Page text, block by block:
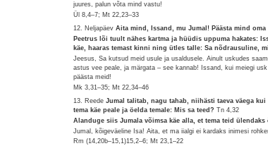
juures, palun võta mind vastu!
Ül 8,4–7; Mt 22,23–33
12. NeljapäevAita mind, Issand, mu Jumal! Päästa mind
Peetrus lõi tuult nähes kartma ja hüüdis uppuma hakates:
käe, haaras temast kinni ning ütles talle: Sa nõdrausuline,
Jeesus, Sa kutsud meid usule ja usaldusele. Ainult uskudes
astus vee peale, ja märgata – see kannab! Issand, kui meiegi
päästa meid!
Mk 3,31–35; Mt 22,34–46
13. ReedeJumal talitab, nagu tahab, niihästi taeva väega
tema käe peale ja öelda temale: Mis sa teed?Tn 4,32
Alanduge siis Jumala võimsa käe alla, et tema teid ülendaks
Jumal, kõigeväeline Isa! Aita, et ma iialgi ei kardaks inimesi
Rm (14,20b–15,1)15,2–6; Mt 23,1–22